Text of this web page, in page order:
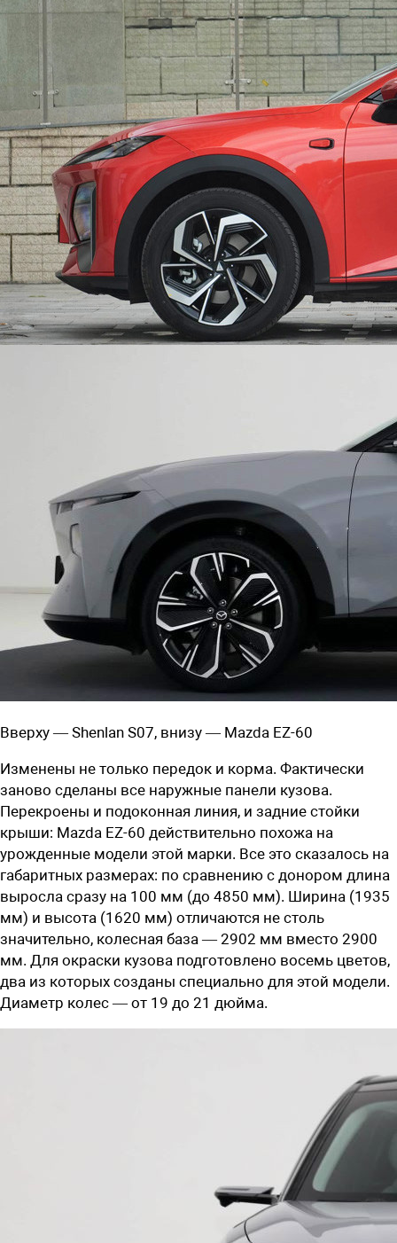
Вверху — Shenlan S07, внизу — Mazda EZ-60
Изменены не только передок и корма. Фактически
заново сделаны все наружные панели кузова.
Перекроены и подоконная линия, и задние стойки
крыши: Mazda EZ-60 действительно похожа на
урожденные модели этой марки. Все это сказалось на
габаритных размерах: по сравнению с донором длина
выросла сразу на 100 мм (до 4850 мм). Ширина (1935
мм) и высота (1620 мм) отличаются не столь
значительно, колесная база — 2902 мм вместо 2900
мм. Для окраски кузова подготовлено восемь цветов,
два из которых созданы специально для этой модели.
Диаметр колес — от 19 до 21 дюйма.